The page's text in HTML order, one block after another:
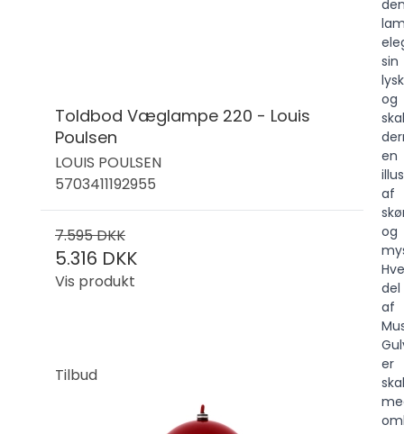
Toldbod Væglampe 220 - Louis
Poulsen
LOUIS POULSEN
5703411192955
7.595 DKK
5.316 DKK
Vis produkt
Tilbud
sin
og
en
af
og
del
af
er